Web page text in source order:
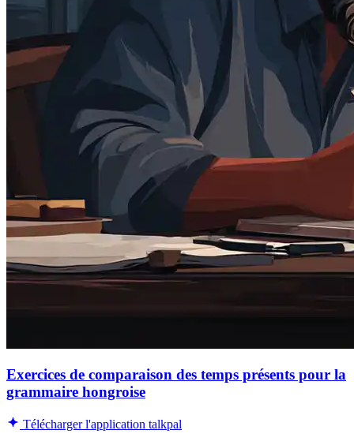
Exercices de comparaison des temps présents pour la
grammaire hongroise
Télécharger l'application talkpal